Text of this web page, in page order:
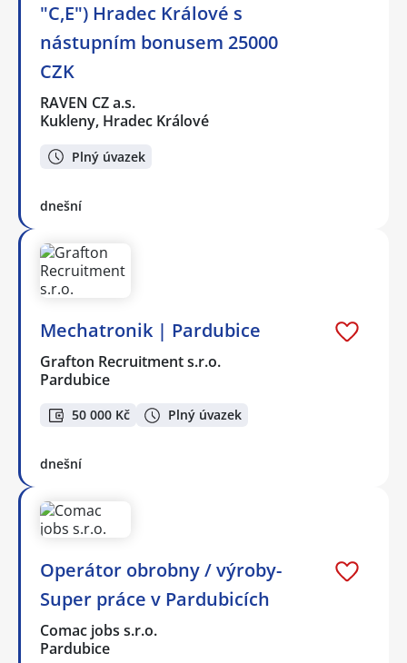
"C,E") Hradec Králové s
nástupním bonusem 25000
CZK
RAVEN CZ a.s.
Kukleny, Hradec Králové
Plný úvazek
dnešní
Mechatronik | Pardubice
Grafton Recruitment s.r.o.
Pardubice
50 000 Kč Plný úvazek
dnešní
Operátor obrobny / výroby-
Super práce v Pardubicích
Comac jobs s.r.o.
Pardubice